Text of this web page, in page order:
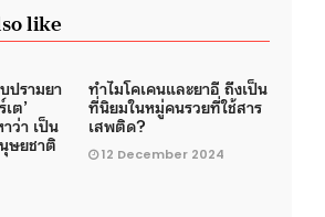
like
ปรามยา
ต’
ว่า เป็น
ษยชาติ
ทำไมโคเคนและยาอี ถึงเป็น
ที่นิยมในหมู่คนรวยที่ใช้สาร
เสพติด?
12 December 2024